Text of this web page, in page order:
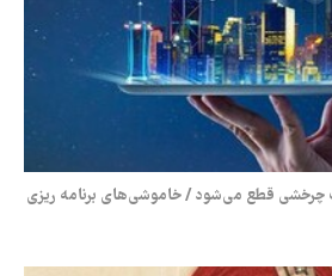
چرخشی قطع می‌شود / خاموشی‌های برنامه ریزی